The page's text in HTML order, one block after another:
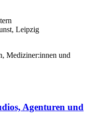
Leipzig
Mediziner:innen und
Agenturen und